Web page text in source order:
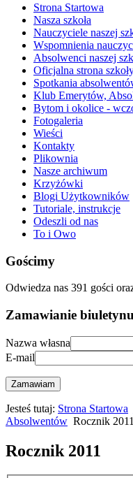
Strona Startowa
Nasza szkoła
Nauczyciele naszej
Wspomnienia
Absolwenci naszej
Oficjalna strona
Spotkania
Klub Emerytów,
Bytom i okolice -
Fotogaleria
Wieści
Kontakty
Plikownia
Nasze archiwum
Krzyżówki
Blogi Użytkowników
Tutoriale, instrukcje
Odeszli od nas
To i Owo
Gościmy
Odwiedza nas 391 gości
Zamawianie biuletynu
Nazwa własna
E-mail
Zamawiam
Jesteś tutaj: Strona Startowa
Absolwentów Rocznik 2011
Rocznik 2011